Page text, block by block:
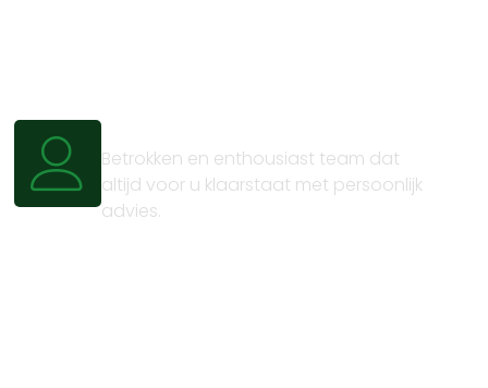
Persoonlijk advies
Betrokken en enthousiast team dat
altijd voor u klaarstaat met persoonlijk
advies.